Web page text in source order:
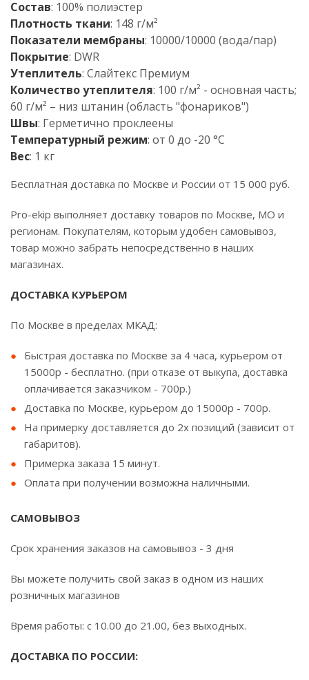
Состав: 100% полиэстер
Плотность ткани: 148 г/м²
Показатели мембраны: 10000/10000 (вода/пар)
Покрытие: DWR
Утеплитель: Слайтекс Премиум
Количество утеплителя: 100 г/м² - основная часть;
60 г/м² – низ штанин (область "фонариков")
Швы: Герметично проклеены
Температурный режим: от 0 до -20 °С
Вес: 1 кг
Бесплатная доставка по Москве и России от 15 000 руб.
Pro-ekip выполняет доставку товаров по Москве, МО и
регионам. Покупателям, которым удобен самовывоз,
товар можно забрать непосредственно в наших
магазинах.
ДОСТАВКА КУРЬЕРОМ
По Москве в пределах МКАД:
Быстрая доставка по Москве за 4 часа, курьером от
15000р - бесплатно. (при отказе от выкупа, доставка
оплачивается заказчиком - 700р.)
Доставка по Москве, курьером до 15000р - 700р.
На примерку доставляется до 2х позиций (зависит от
габаритов).
Примерка заказа 15 минут.
Оплата при получении возможна наличными.
САМОВЫВОЗ
Срок хранения заказов на самовывоз - 3 дня
Вы можете получить свой заказ в одном из наших
розничных магазинов
Время работы: с 10.00 до 21.00, без выходных.
ДОСТАВКА ПО РОССИИ: